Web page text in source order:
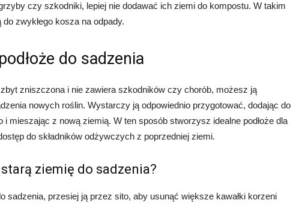
czy szkodniki, lepiej nie dodawać ich ziemi do kompostu. W takim
zwykłego kosza na odpady.
do sadzenia
zniszczona i nie zawiera szkodników czy chorób, możesz ją
nowych roślin. Wystarczy ją odpowiednio przygotować, dodając do
i mieszając z nową ziemią. W ten sposób stworzysz idealne podłoże dla
do składników odżywczych z poprzedniej ziemi.
ziemię do sadzenia?
sadzenia, przesiej ją przez sito, aby usunąć większe kawałki korzeni